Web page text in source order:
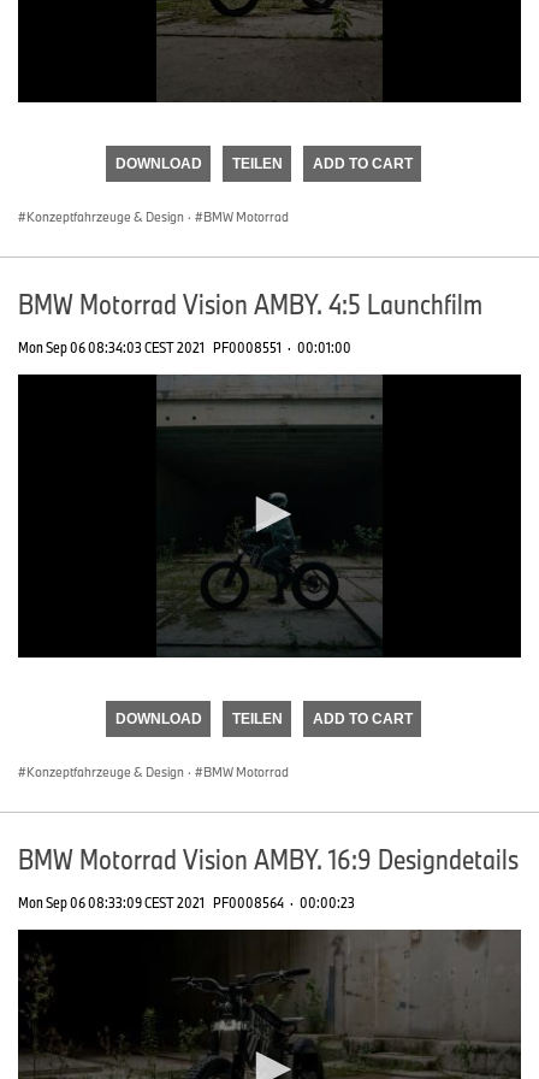
DOWNLOAD TEILEN ADD TO CART
Konzeptfahrzeuge & Design · BMW Motorrad
BMW Motorrad Vision AMBY. 4:5 Launchfilm
Mon Sep 06 08:34:03 CEST 2021 PF0008551 · 00:01:00
DOWNLOAD TEILEN ADD TO CART
Konzeptfahrzeuge & Design · BMW Motorrad
BMW Motorrad Vision AMBY. 16:9 Designdetails
Mon Sep 06 08:33:09 CEST 2021 PF0008564 · 00:00:23